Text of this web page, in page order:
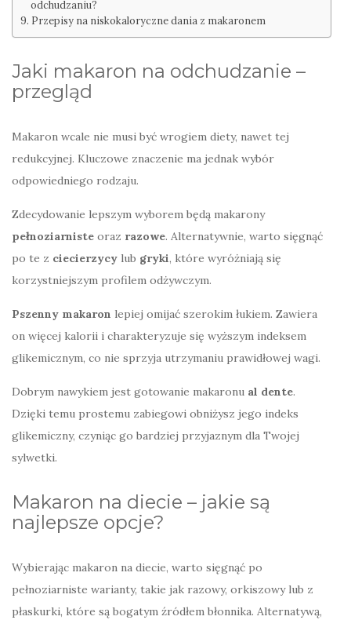
odchudzaniu?
Przepisy na niskokaloryczne dania z makaronem
Jaki makaron na odchudzanie –
przegląd
Makaron wcale nie musi być wrogiem diety, nawet tej
redukcyjnej. Kluczowe znaczenie ma jednak wybór
odpowiedniego rodzaju.
Zdecydowanie lepszym wyborem będą makarony
pełnoziarniste oraz razowe. Alternatywnie, warto sięgnąć
po te z ciecierzycy lub gryki, które wyróżniają się
korzystniejszym profilem odżywczym.
Pszenny makaron lepiej omijać szerokim łukiem. Zawiera
on więcej kalorii i charakteryzuje się wyższym indeksem
glikemicznym, co nie sprzyja utrzymaniu prawidłowej wagi.
Dobrym nawykiem jest gotowanie makaronu al dente.
Dzięki temu prostemu zabiegowi obniżysz jego indeks
glikemiczny, czyniąc go bardziej przyjaznym dla Twojej
sylwetki.
Makaron na diecie – jakie są
najlepsze opcje?
Wybierając makaron na diecie, warto sięgnąć po
pełnoziarniste warianty, takie jak razowy, orkiszowy lub z
płaskurki, które są bogatym źródłem błonnika. Alternatywą,